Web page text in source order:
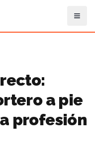
a pie
profesión